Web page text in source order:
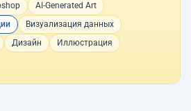
AI-Generated Art
Визуализация данных
Дизайн
Иллюстрация